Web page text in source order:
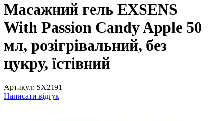
Масажний гель EXSENS
With Passion Candy Apple 50
мл, розігрівальний, без
цукру, їстівний
Артикул: SX2191
Написати відгук